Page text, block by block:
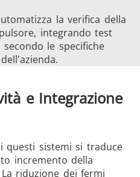
la verifica della
integrando test
le specifiche
e Integrazione
questi sistemi si traduce
incremento della
riduzione dei fermi